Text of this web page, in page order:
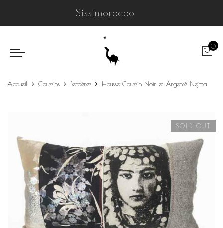
Sissimorocco
0
Accueil Coussins Berbères Housse Coussin Noir et Argenté Nejma
SOLD OUT